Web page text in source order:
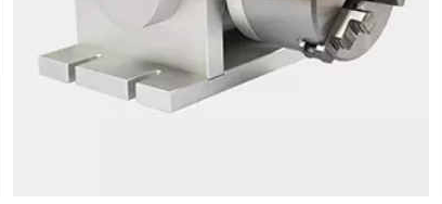
Xử lý phụ trợ các vật thể hình trụ hoặc không đều khác.